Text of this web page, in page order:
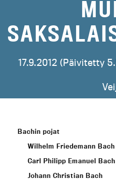
17.9.2012 (Päivitetty
Bachin pojat
Wilhelm Friedemann Bach
Carl Philipp Emanuel Bach
Johann Christian Bach